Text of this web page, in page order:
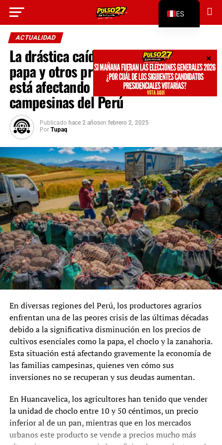
ACTUALIDAD
La drástica caída del precio de la
papa y otros productos agrícolas
está afectando a las familias
campesinas del Perú
Publicado hace 2 añosen febrero 2, 2025
Por Tupaq
En diversas regiones del Perú, los productores agrarios
enfrentan una de las peores crisis de las últimas décadas
debido a la significativa disminución en los precios de
cultivos esenciales como la papa, el choclo y la zanahoria.
Esta situación está afectando gravemente la economía de
las familias campesinas, quienes ven cómo sus
inversiones no se recuperan y sus deudas aumentan.
En Huancavelica, los agricultores han tenido que vender
la unidad de choclo entre 10 y 50 céntimos, un precio
inferior al de un pan, mientras que en los mercados
urbanos este producto se vende a precios mucho más
Go to mobile version
ES
EN